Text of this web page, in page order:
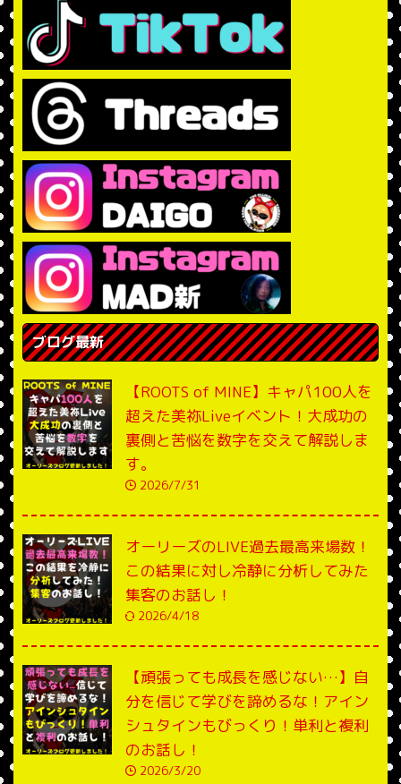
ブログ最新
【ROOTS of MINE】キャパ100人を
超えた美祢Liveイベント！大成功の
裏側と苦悩を数字を交えて解説しま
す。
2026/7/31
オーリーズのLIVE過去最高来場数！
この結果に対し冷静に分析してみた
集客のお話し！
2026/4/18
【頑張っても成長を感じない…】自
分を信じて学びを諦めるな！アイン
シュタインもびっくり！単利と複利
のお話し！
2026/3/20